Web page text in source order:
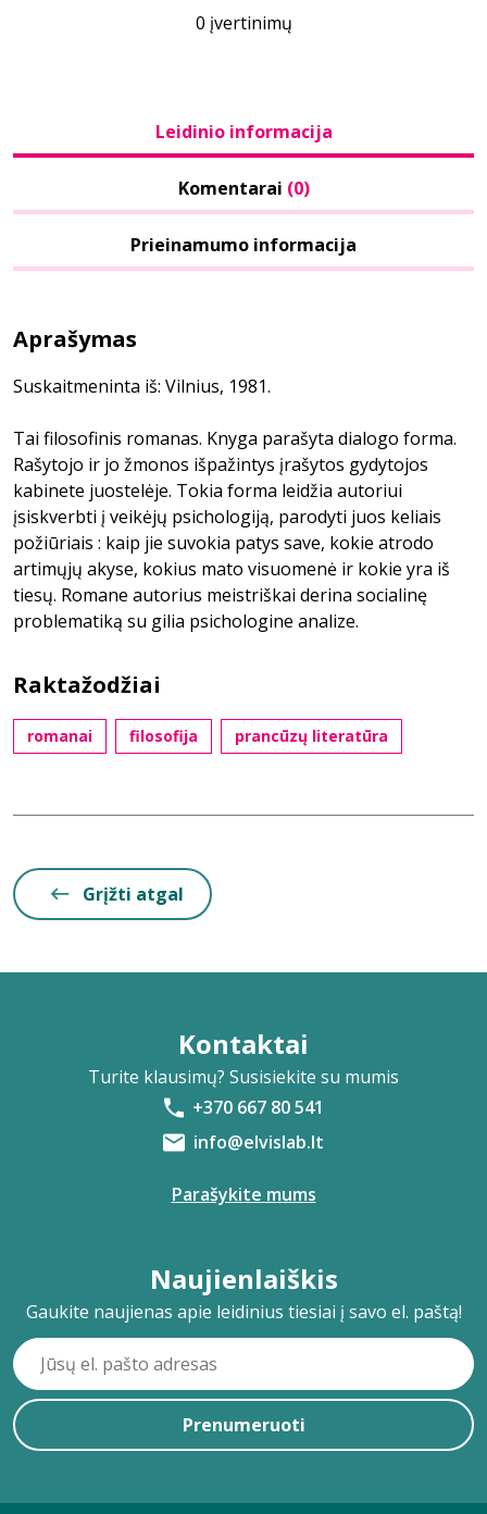
0 įvertinimų
Leidinio informacija
Komentarai (0)
Prieinamumo informacija
Aprašymas
Suskaitmeninta iš: Vilnius, 1981.
Tai filosofinis romanas. Knyga parašyta dialogo forma.
Rašytojo ir jo žmonos išpažintys įrašytos gydytojos
kabinete juostelėje. Tokia forma leidžia autoriui
įsiskverbti į veikėjų psichologiją, parodyti juos keliais
požiūriais : kaip jie suvokia patys save, kokie atrodo
artimųjų akyse, kokius mato visuomenė ir kokie yra iš
tiesų. Romane autorius meistriškai derina socialinę
problematiką su gilia psichologine analize.
Raktažodžiai
romanai filosofija prancūzų literatūra
Grįžti atgal
Kontaktai
Turite klausimų? Susisiekite su mumis
+370 667 80 541
info@elvislab.lt
Parašykite mums
Naujienlaiškis
Gaukite naujienas apie leidinius tiesiai į savo el. paštą!
Prenumeruoti